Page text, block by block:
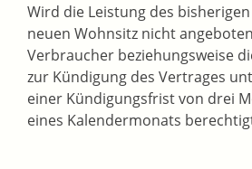
Wird die Leistung des
neuen Wohnsitz nicht
Verbraucher beziehungsweise
zur Kündigung des Vertrages
einer Kündigungsfrist von drei
eines Kalendermonats